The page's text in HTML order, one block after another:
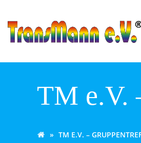
springen
TM e.V.
TM E.V. –